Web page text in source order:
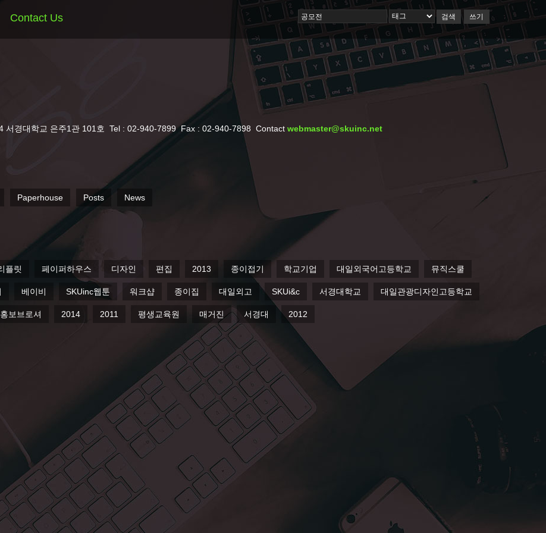
검색 쓰기
Contact Us
서경대학교 은주1관 101호 Tel : 02-940-7899 Fax : 02-940-7898 Contactwebmaster@skuinc.net
Paperhouse Posts News
플릿 페이퍼하우스 디자인 편집 2013 종이접기 학교기업 대일외국어고등학교 뮤직스쿨
베이비 SKUinc웹툰 워크샵 종이집 대일외고 SKUi&c 서경대학교 대일관광디자인고등학교
홍보브로셔 2014 2011 평생교육원 매거진 서경대 2012